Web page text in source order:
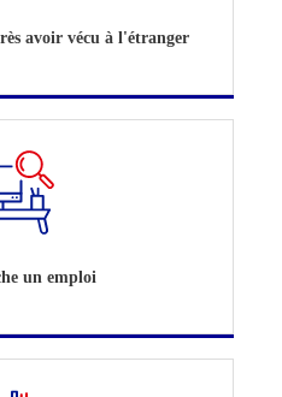
avoir vécu à l'étranger
un emploi